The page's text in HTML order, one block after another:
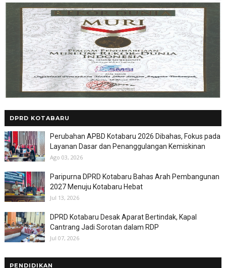
DPRD KOTABARU
Perubahan APBD Kotabaru 2026 Dibahas, Fokus pada
Layanan Dasar dan Penanggulangan Kemiskinan
Ago 03, 2026
Paripurna DPRD Kotabaru Bahas Arah Pembangunan
2027 Menuju Kotabaru Hebat
Jul 13, 2026
DPRD Kotabaru Desak Aparat Bertindak, Kapal
Cantrang Jadi Sorotan dalam RDP
Jul 07, 2026
PENDIDIKAN